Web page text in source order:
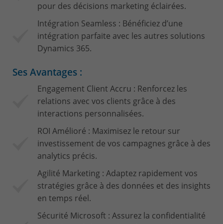
pour des décisions marketing éclairées.
Intégration Seamless : Bénéficiez d’une
intégration parfaite avec les autres solutions
Dynamics 365.
Ses Avantages :
Engagement Client Accru : Renforcez les
relations avec vos clients grâce à des
interactions personnalisées.
ROI Amélioré : Maximisez le retour sur
investissement de vos campagnes grâce à des
analytics précis.
Agilité Marketing : Adaptez rapidement vos
stratégies grâce à des données et des insights
en temps réel.
Sécurité Microsoft : Assurez la confidentialité